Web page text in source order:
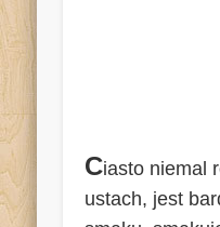
Ciasto niemal
ustach, jest